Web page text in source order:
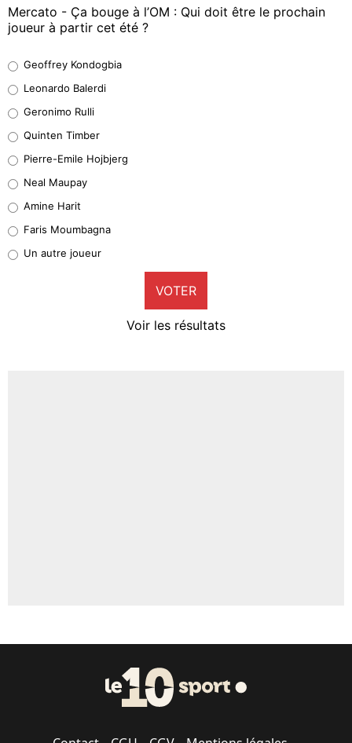
Mercato - Ça bouge à l’OM : Qui doit être le prochain
joueur à partir cet été ?
38%
32%
5%
1%
9%
Geoffrey Kondogbia
Leonardo Balerdi
Geronimo Rulli
Quinten Timber
Pierre-Emile Hojbjerg
Neal Maupay
Amine Harit
Faris Moumbagna
Un autre joueur
VOTER
Voir les résultats